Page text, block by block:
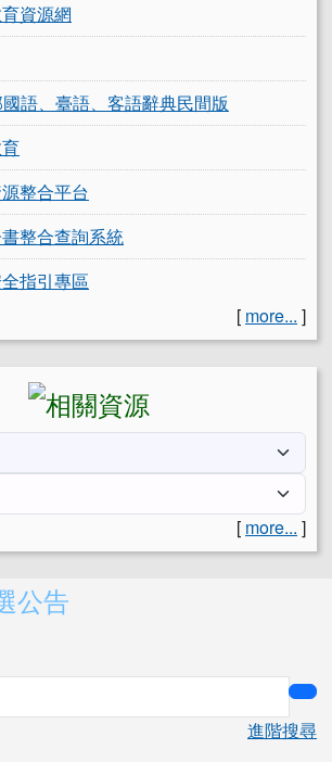
資源網
語、臺語、客語辭典民間版
整合平台
整合查詢系統
指引專區
[ more... ]
[ more... ]
公告
進階搜尋